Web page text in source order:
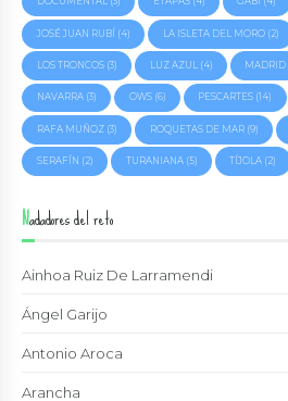
JOSÉ JUAN RUBÍ (4) LA ISLETA DEL MORO(2)
LOS TRONCOS(3) LUZ AZUL(4) MADRID
NAVARRA(3) OWS(6) PESCARTES (14)
RAFA MUÑOZ(3) ROQUETAS DE MAR(9)
SERAFÍN (2) TURANIANA(5) TÍJOLA (2)
Nadadores del reto
Ainhoa Ruiz De Larramendi
Ángel Garijo
Antonio Aroca
Arancha